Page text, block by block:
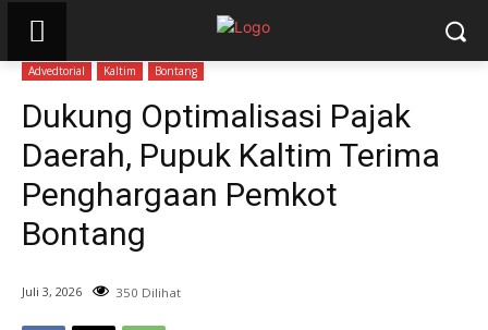
Advedtorial Kaltim Bontang
Dukung Optimalisasi Pajak
Daerah, Pupuk Kaltim Terima
Penghargaan Pemkot
Bontang
Juli 3, 2026 350 Dilihat